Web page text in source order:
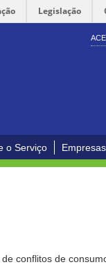
Legislação
o Serviço
conflitos de